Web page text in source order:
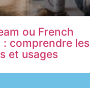
ou French
: comprendre les
et usages